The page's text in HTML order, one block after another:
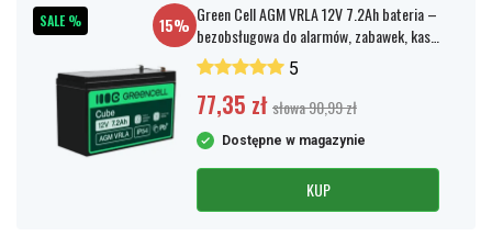
SALE % 15% Green Cell AGM VRLA 12V 7.2Ah bateria –
bezobsługowa do alarmów, zabawek, kas
fiskalnych
5
77,35 zł słowa 90,99 zł
Dostępne w magazynie
KUP